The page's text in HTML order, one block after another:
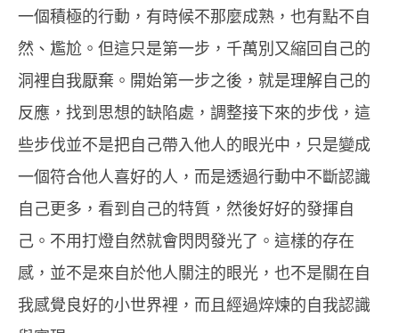
一個積極的行動，有時候不那麼成熟，也有點不自
然、尷尬。但這只是第一步，千萬別又縮回自己的
洞裡自我厭棄。開始第一步之後，就是理解自己的
反應，找到思想的缺陷處，調整接下來的步伐，這
些步伐並不是把自己帶入他人的眼光中，只是變成
一個符合他人喜好的人，而是透過行動中不斷認識
自己更多，看到自己的特質，然後好好的發揮自
己。不用打燈自然就會閃閃發光了。這樣的存在
感，並不是來自於他人關注的眼光，也不是關在自
我感覺良好的小世界裡，而且經過焠煉的自我認識